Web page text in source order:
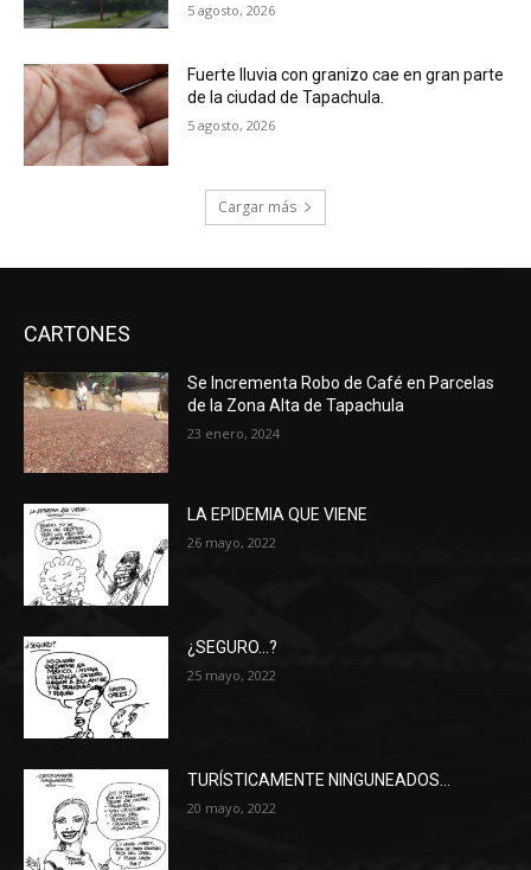
5 agosto, 2026
Fuerte lluvia con granizo cae en gran parte
de la ciudad de Tapachula.
5 agosto, 2026
Cargar más
CARTONES
Se Incrementa Robo de Café en Parcelas
de la Zona Alta de Tapachula
23 enero, 2024
LA EPIDEMIA QUE VIENE
26 mayo, 2022
¿SEGURO…?
25 mayo, 2022
TURÍSTICAMENTE NINGUNEADOS…
20 mayo, 2022